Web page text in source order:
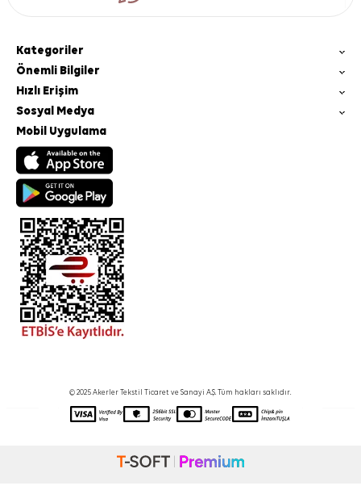
Kategoriler
Önemli Bilgiler
Hızlı Erişim
Sosyal Medya
Mobil Uygulama
© 2025 Akerler Tekstil Ticaret ve Sanayi A.Ş. Tüm hakları saklıdır.